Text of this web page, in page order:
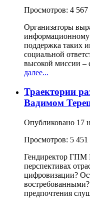
Просмотров: 4 567
Организаторы
информационному
поддержка таких
социальной
высокой миссии –
далее...
Траектории
Вадимом
Опубликовано 17
Просмотров: 5 451
Гендиректор ГПМ
перспективах
цифровизации?
предпочтения